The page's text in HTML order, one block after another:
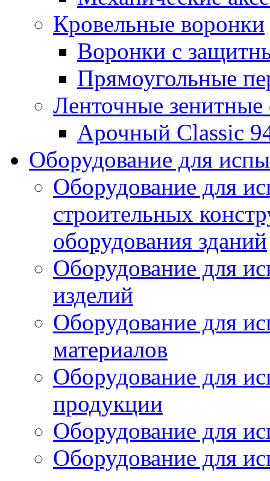
Кровельные воронки
Воронки с
Прямоугольные
Ленточные
Арочный Classic
Оборудование для
Оборудование для
строительных
оборудования зданий
Оборудование для
изделий
Оборудование для
материалов
Оборудование для
продукции
Оборудование для
Оборудование для